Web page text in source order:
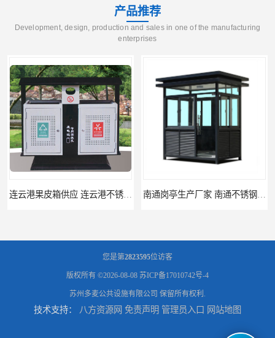
产品推荐
Development, design, production and sales in one of the manufacturing
enterprises
您是第2823595位访客
版权所有 ©2026-08-08 苏ICP备17010742号-4
苏州多麦公共设施有限公司 保留所有权利.
技术支持： 八方资源网 免责声明 管理员入口 网站地图